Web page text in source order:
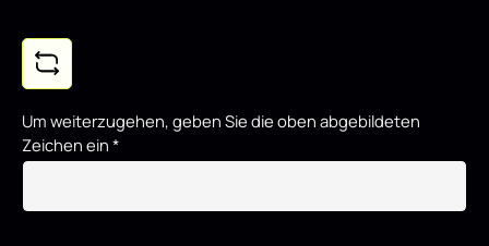
Um weiterzugehen, geben Sie die oben abgebildeten
Zeichen ein *